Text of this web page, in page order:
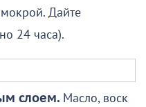
Дайте
24 часа).
слоем. Масло, воск